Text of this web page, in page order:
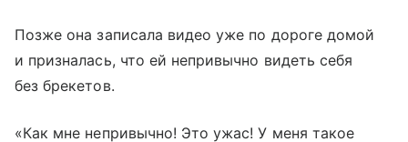
Позже она записала видео уже по дороге домой
и призналась, что ей непривычно видеть себя
без брекетов.
«Как мне непривычно! Это ужас! У меня такое